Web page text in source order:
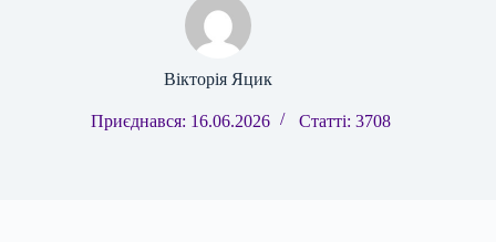
Вікторія Яцик
Приєднався: 16.06.2026 Статті: 3708